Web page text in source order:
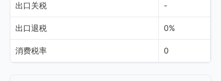
出口关税 -
出口退税 0%
消费税率 0